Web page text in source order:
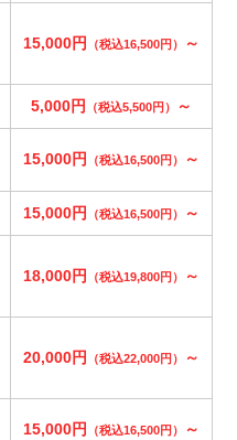
15,000円 （税込16,500円） ～
5,000円 （税込5,500円） ～
15,000円 （税込16,500円） ～
15,000円 （税込16,500円） ～
18,000円 （税込19,800円） ～
20,000円 （税込22,000円） ～
15,000円 （税込16,500円） ～